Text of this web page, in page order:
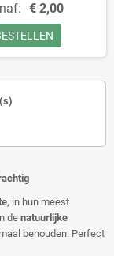
€ 2,00
, in hun meest
de natuurlijke
behouden. Perfect